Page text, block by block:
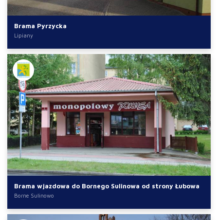
Brama Pyrzycka
Lipiany
Brama wjazdowa do Bornego Sulinowa od strony Łubowa
Borne Sulinowo